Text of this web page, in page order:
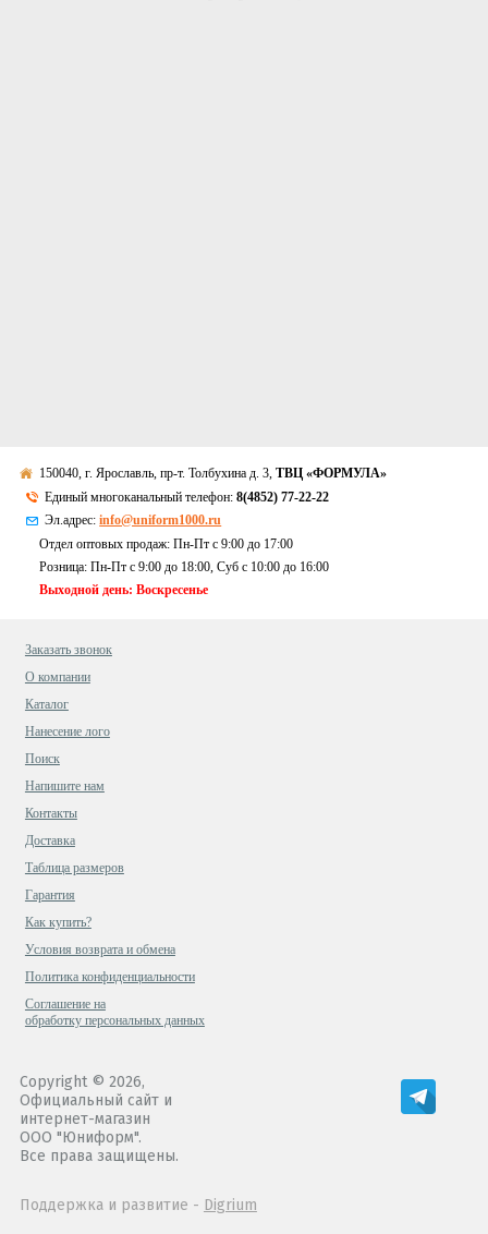
150040, г. Ярославль, пр-т. Толбухина д. 3,ТВЦ «ФОРМУЛА»
Единый многоканальный телефон:8(4852) 77-22-22
Эл.адрес:info@uniform1000.ru
Отдел оптовых продаж: Пн-Пт с 9:00 до 17:00
Розница: Пн-Пт с 9:00 до 18:00, Суб c 10:00 до 16:00
Выходной день: Воскресенье
Заказать звонок
О компании
Каталог
Нанесение лого
Поиск
Напишите нам
Контакты
Доставка
Таблица размеров
Гарантия
Как купить?
Условия возврата и обмена
Политика конфиденциальности
Cоглашение на
обработку персональных данных
Copyright © 2026,
Официальный сайт и
интернет-магазин
ООО "Юниформ".
Все права защищены.
Поддержка и развитие - Digrium